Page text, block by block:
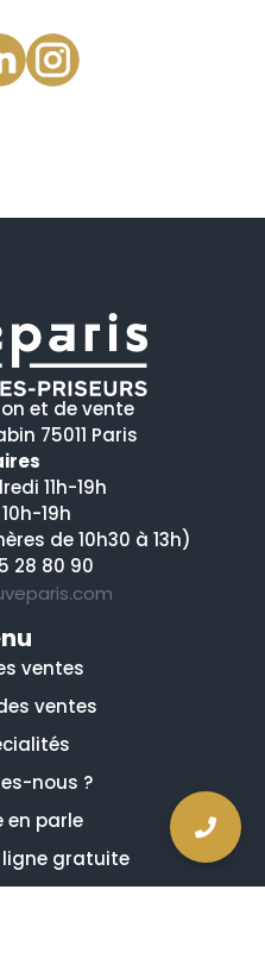
et de vente
75011 Paris
11h-19h
19h
de 10h30 à 13h)
28 80 90
ventes
ventes
nous ?
en parle
gratuite